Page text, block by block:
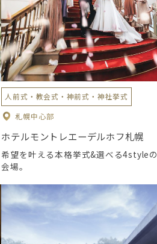
人前式・教会式・神前式・神社挙式
札幌中心部
ホテルモントレエーデルホフ札幌
希望を叶える本格挙式&選べる4style
会場。